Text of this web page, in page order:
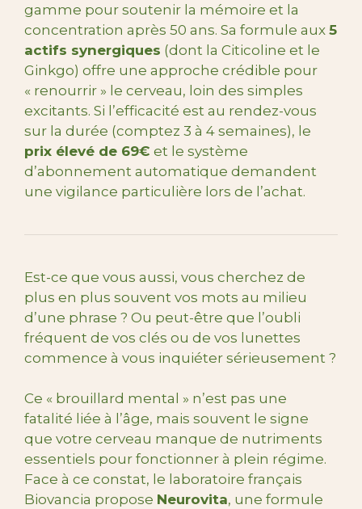
gamme pour soutenir la mémoire et la
concentration après 50 ans. Sa formule aux 5
actifs synergiques (dont la Citicoline et le
Ginkgo) offre une approche crédible pour
« renourrir » le cerveau, loin des simples
excitants. Si l’efficacité est au rendez-vous
sur la durée (comptez 3 à 4 semaines), le
prix élevé de 69€ et le système
d’abonnement automatique demandent
une vigilance particulière lors de l’achat.
Est-ce que vous aussi, vous cherchez de
plus en plus souvent vos mots au milieu
d’une phrase ? Ou peut-être que l’oubli
fréquent de vos clés ou de vos lunettes
commence à vous inquiéter sérieusement ?
Ce « brouillard mental » n’est pas une
fatalité liée à l’âge, mais souvent le signe
que votre cerveau manque de nutriments
essentiels pour fonctionner à plein régime.
Face à ce constat, le laboratoire français
Biovancia propose Neurovita, une formule